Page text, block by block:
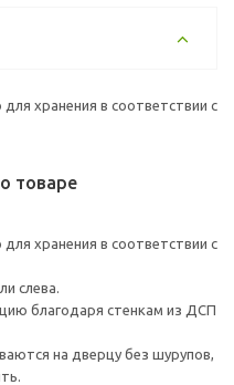
хранения в соответствии с
товаре
хранения в соответствии с
слева.
благодаря стенкам из ДСП
на дверцу без шурупов,